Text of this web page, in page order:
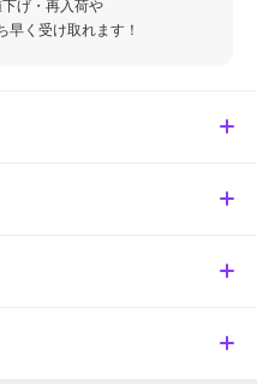
げ・再入荷や
早く受け取れます！